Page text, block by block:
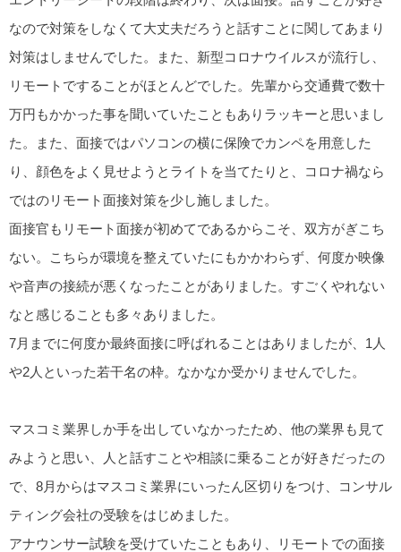
なので対策をしなくて大丈夫だろうと話すことに関してあまり
対策はしませんでした。また、新型コロナウイルスが流行し、
リモートですることがほとんどでした。先輩から交通費で数十
万円もかかった事を聞いていたこともありラッキーと思いまし
た。また、面接ではパソコンの横に保険でカンペを用意した
り、顔色をよく見せようとライトを当てたりと、コロナ禍なら
ではのリモート面接対策を少し施しました。
面接官もリモート面接が初めてであるからこそ、双方がぎこち
ない。こちらが環境を整えていたにもかかわらず、何度か映像
や音声の接続が悪くなったことがありました。すごくやれない
なと感じることも多々ありました。
7月までに何度か最終面接に呼ばれることはありましたが、1人
や2人といった若干名の枠。なかなか受かりませんでした。
マスコミ業界しか手を出していなかったため、他の業界も見て
みようと思い、人と話すことや相談に乗ることが好きだったの
で、8月からはマスコミ業界にいったん区切りをつけ、コンサル
ティング会社の受験をはじめました。
アナウンサー試験を受けていたこともあり、リモートでの面接